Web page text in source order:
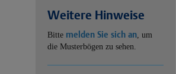
Weitere Hinweise
Bitte melden Sie sich an, um
die Musterbögen zu sehen.